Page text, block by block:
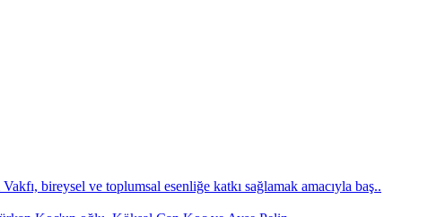
Vakfı, bireysel ve toplumsal esenliğe katkı sağlamak amacıyla baş..